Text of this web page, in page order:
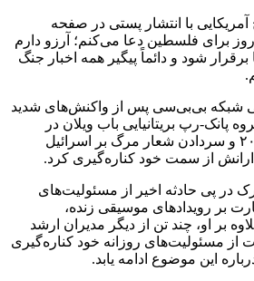
با انتشار پستی در صفحه
برای فلسطین دعا می‌کنم؛ آرزو دارم
شود و دائماً پیگیر همه اخبار جنگ
شبکه بی‌بی‌سی پس از واکنش‌های شدید
پانک-رپ بریتانیایی باب ویلان در
جشنواره گلاستونبری ۲۰۲۵ و سردادن شعار مرگ بر اسرائیل
از سمت خود کناره‌گیری کرد.
در پی حادثه اخیر از مسئولیت‌های
بر رویدادهای موسیقی زنده،
بر او، چند تن از دیگر مدیران ارشد
مسئولیت‌های روزانه خود کناره‌گیری
این موضوع ادامه یابد.